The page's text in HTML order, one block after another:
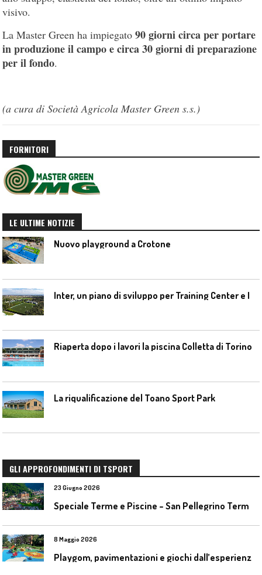
visivo.
La Master Green ha impiegato90 giorni circa per portare
in produzione il campo e circa 30 giorni di preparazione
per il fondo.
(a cura di Società Agricola Master Green s.s.)
FORNITORI
LE ULTIME NOTIZIE
Nuovo playground a Crotone
Riaperta dopo i lavori la piscina Colletta di Torino
La riqualificazione del Toano Sport Park
GLI APPROFONDIMENTI DI TSPORT
23 Giugno 2026
8 Maggio 2026